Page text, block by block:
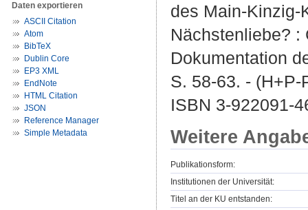
Daten exportieren
ASCII Citation
Atom
BibTeX
Dublin Core
EP3 XML
EndNote
HTML Citation
JSON
Reference Manager
Simple Metadata
des Main-Kinzig-
Nächstenliebe? :
Dokumentation
S. 58-63. - (H+P-
ISBN 3-922091-
Weitere
Publikationsform:
Institutionen der Universität:
Titel an der KU entstanden: